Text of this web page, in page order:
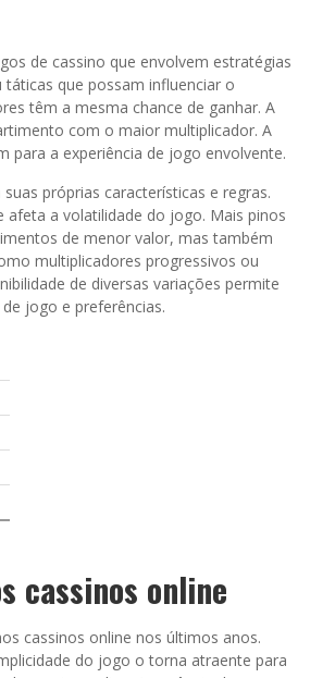
de cassino que envolvem estratégias
que possam influenciar o
têm a mesma chance de ganhar. A
com o maior multiplicador. A
a experiência de jogo envolvente.
próprias características e regras.
a volatilidade do jogo. Mais pinos
de menor valor, mas também
multiplicadores progressivos ou
de diversas variações permite
jogo e preferências.
cassinos online
cassinos online nos últimos anos.
do jogo o torna atraente para